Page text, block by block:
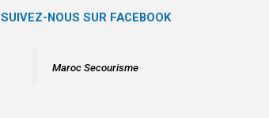
SUIVEZ-NOUS SUR FACEBOOK
Maroc Secourisme